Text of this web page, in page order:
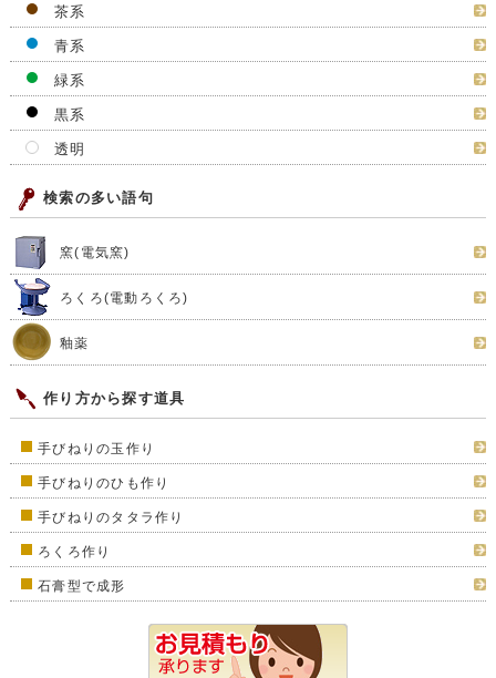
茶系
青系
緑系
黒系
透明
検索の多い語句
窯(電気窯)
ろくろ(電動ろくろ)
釉薬
作り方から探す道具
手びねりの玉作り
手びねりのひも作り
手びねりのタタラ作り
ろくろ作り
石膏型で成形